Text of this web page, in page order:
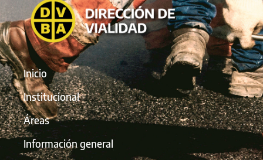
Inicio
Institucional
Áreas
Información general